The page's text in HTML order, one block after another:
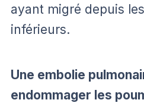
ayant migré depuis
inférieurs.
Une embolie
endommager les